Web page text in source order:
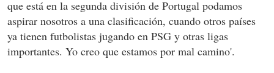
que está en la segunda división de Portugal podamos
aspirar nosotros a una clasificación, cuando otros países
ya tienen futbolistas jugando en PSG y otras ligas
importantes. Yo creo que estamos por mal camino'.